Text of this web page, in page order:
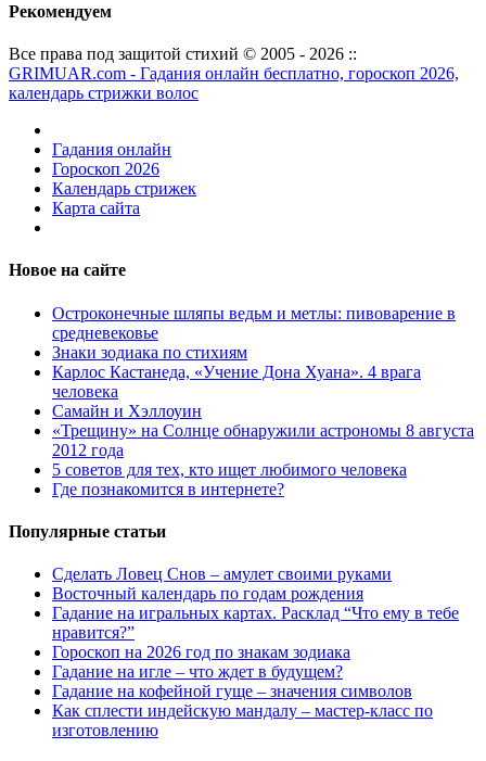
Рекомендуем
Все права под защитой стихий © 2005 - 2026 ::
GRIMUAR.com - Гадания онлайн бесплатно, гороскоп 2026,
календарь стрижки волос
Гадания онлайн
Гороскоп 2026
Календарь стрижек
Карта сайта
Новое на сайте
Остроконечные шляпы ведьм и метлы: пивоварение в
средневековье
Знаки зодиака по стихиям
Карлос Кастанеда, «Учение Дона Хуана». 4 врага
человека
Самайн и Хэллоуин
«Трещину» на Солнце обнаружили астрономы 8 августа
2012 года
5 советов для тех, кто ищет любимого человека
Где познакомится в интернете?
Популярные статьи
Сделать Ловец Снов – амулет своими руками
Восточный календарь по годам рождения
Гадание на игральных картах. Расклад “Что ему в тебе
нравится?”
Гороскоп на 2026 год по знакам зодиака
Гадание на игле – что ждет в будущем?
Гадание на кофейной гуще – значения символов
Как сплести индейскую мандалу – мастер-класс по
изготовлению